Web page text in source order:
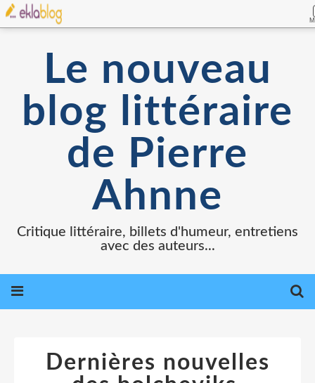
Le nouveau
blog littéraire
de Pierre
Ahnne
Critique littéraire, billets d'humeur, entretiens
avec des auteurs...
Dernières nouvelles